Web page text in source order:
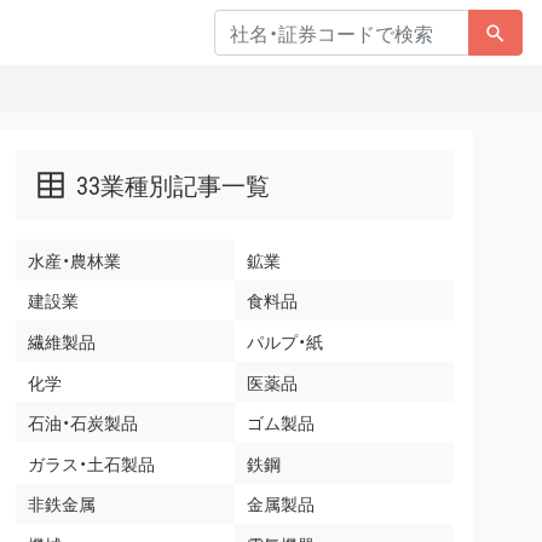
33業種別記事一覧
水産・農林業
鉱業
建設業
食料品
繊維製品
パルプ・紙
化学
医薬品
石油・石炭製品
ゴム製品
ガラス・土石製品
鉄鋼
非鉄金属
金属製品